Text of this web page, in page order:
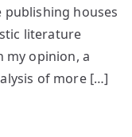
houses
literature
my opinion, a
of more […]